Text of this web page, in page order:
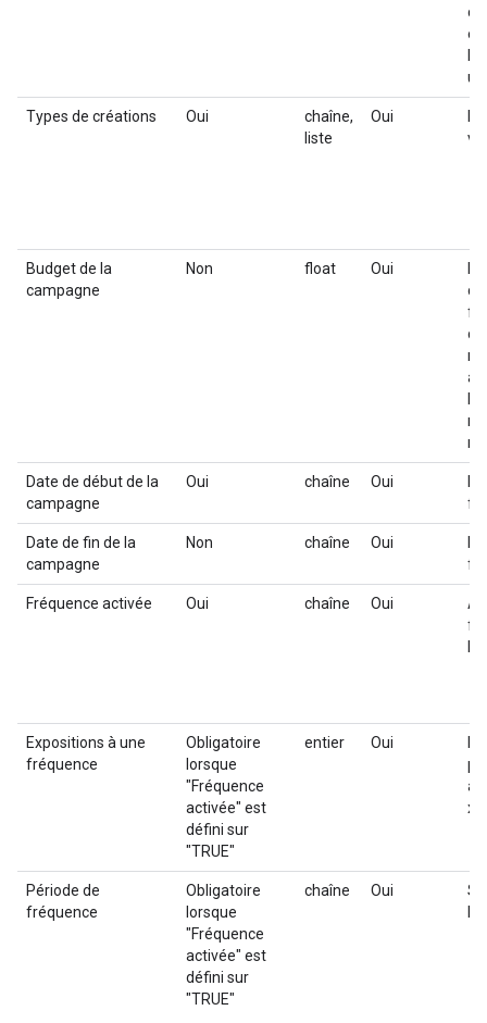
ce
Types de créations Oui
chaîne,
liste
Oui
Budget de la
campagne
Non float Oui
Date de début de la
campagne
Oui chaîne Oui
Date de fin de la
campagne
Non chaîne Oui
Fréquence activée Oui chaîne Oui
Expositions à une
fréquence
Obligatoire
lorsque
"Fréquence
activée" est
défini sur
"TRUE"
entier Oui
à-
x
Période de
fréquence
Obligatoire
lorsque
"Fréquence
activée" est
défini sur
"TRUE"
chaîne Oui